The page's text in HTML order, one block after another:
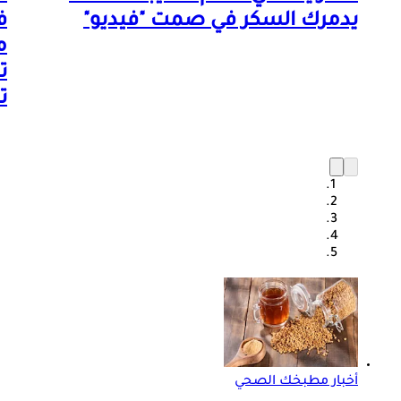
يدمرك السكر في صمت "فيديو"
أخبار مطبخك الصحي